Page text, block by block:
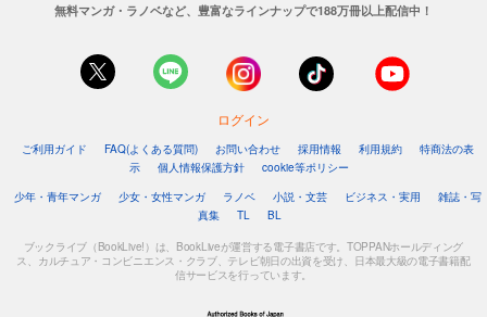
無料マンガ・ラノベなど、豊富なラインナップで188万冊以上配信中！
ログイン
ご利用ガイド FAQ(よくある質問) お問い合わせ 採用情報 利用規約
特商法の表
示
個人情報保護方針
cookie等ポリシー
少年・青年マンガ
少女・女性マンガ ラノベ 小説・文芸 ビジネス・実用
雑誌・写
真集
TL BL
ブックライブ（BookLive!）は、BookLiveが運営する電子書店です。TOPPANホールディング
ス、カルチュア・コンビニエンス・クラブ、テレビ朝日の出資を受け、日本最大級の電子書籍配
信サービスを行っています。